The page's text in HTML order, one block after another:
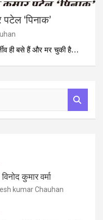
‘पिनाक’
ही बसे हैं और मर चुकी है…
कुमार वर्मा
kumar Chauhan